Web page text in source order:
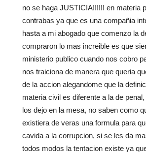
no se haga JUSTICIA!!!!!! en materia
contrabas ya que es una compañia
hasta a mi abogado que comenzo la
compraron lo mas increible es que
ministerio publico cuando nos cobro
nos traiciona de manera que queria
de la accion alegandome que la
materia civil es diferente a la de
los dejo en la mesa, no saben como
existiera de veras una formula para
cavida a la corrupcion, si se les da
todos modos la tentacion existe ya